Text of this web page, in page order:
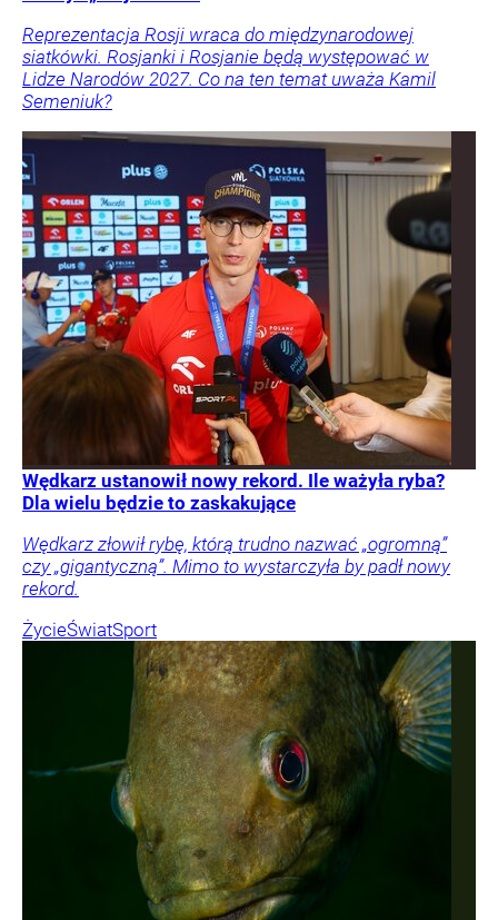
Reprezentacja Rosji wraca do międzynarodowej
siatkówki. Rosjanki i Rosjanie będą występować w
Lidze Narodów 2027. Co na ten temat uważa Kamil
Semeniuk?
Wędkarz ustanowił nowy rekord. Ile ważyła ryba?
Dla wielu będzie to zaskakujące
Wędkarz złowił rybę, którą trudno nazwać „ogromną”
czy „gigantyczną”. Mimo to wystarczyła by padł nowy
rekord.
ŻycieŚwiatSport